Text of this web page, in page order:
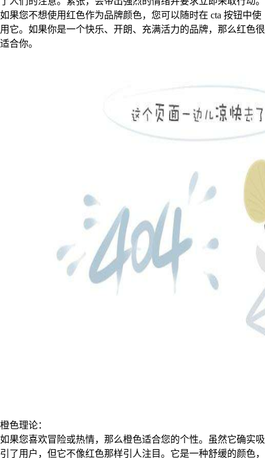
如果您不想使用红色作为品牌颜色，您可以随时在 cta 按钮中使
用它。如果你是一个快乐、开朗、充满活力的品牌，那么红色很
适合你。
橙色理论：
如果您喜欢冒险或热情，那么橙色适合您的个性。虽然它确实吸
引了用户，但它不像红色那样引人注目。它是一种舒缓的颜色，